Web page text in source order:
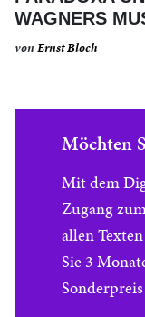
WAGNERS
vonErnst Bloch
Möchten
Mit dem
Zugang
allen
Sie 3